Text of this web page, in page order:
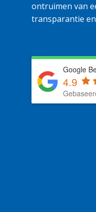
ontruimen van
transparantie
Google
4.9